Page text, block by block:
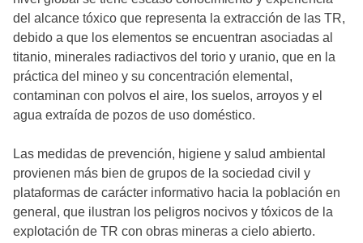
del alcance tóxico que representa la extracción de las TR,
debido a que los elementos se encuentran asociadas al
titanio, minerales radiactivos del torio y uranio, que en la
práctica del mineo y su concentración elemental,
contaminan con polvos el aire, los suelos, arroyos y el
agua extraída de pozos de uso doméstico.
Las medidas de prevención, higiene y salud ambiental
provienen más bien de grupos de la sociedad civil y
plataformas de carácter informativo hacia la población en
general, que ilustran los peligros nocivos y tóxicos de la
explotación de TR con obras mineras a cielo abierto.